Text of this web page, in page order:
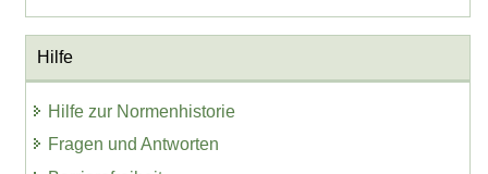
Hilfe
Hilfe zur Normenhistorie
Fragen und Antworten